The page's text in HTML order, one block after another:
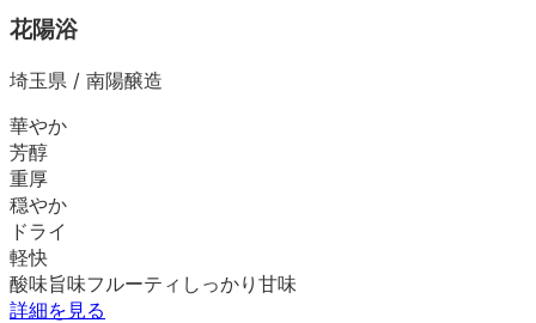
花陽浴
埼玉県 / 南陽醸造
華やか
芳醇
重厚
穏やか
ドライ
軽快
酸味旨味フルーティ しっかり 甘味
詳細を見る